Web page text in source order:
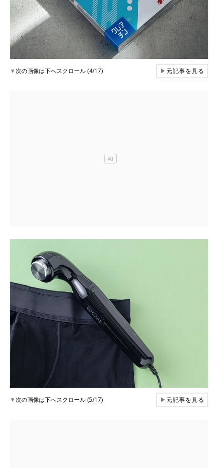
▼次の画像は下へスクロール (4/17) ▶元記事を見る
▼次の画像は下へスクロール (5/17) ▶元記事を見る